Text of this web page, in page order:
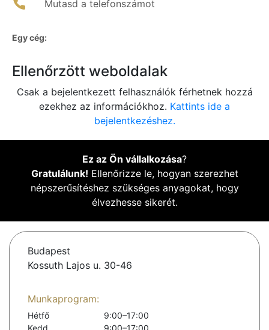
Mutasd a telefonszámot
Egy cég:
Ellenőrzött weboldalak
Csak a bejelentkezett felhasználók férhetnek hozzá
ezekhez az információkhoz. Kattints ide a
bejelentkezéshez.
Ez az Ön vállalkozása?
Gratulálunk! Ellenőrizze le, hogyan szerezhet
népszerűsítéshez szükséges anyagokat, hogy
élvezhesse sikerét.
Budapest
Kossuth Lajos u. 30-46
Munkaprogram:
Hétfő
9:00–17:00
Kedd
9:00–17:00